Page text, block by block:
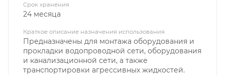
Срок хранения
24 месяца
Краткое описание назначения использования
Предназначены для монтажа оборудования и
прокладки водопроводной сети, оборудования
и канализационной сети, а также
транспортировки агрессивных жидкостей.